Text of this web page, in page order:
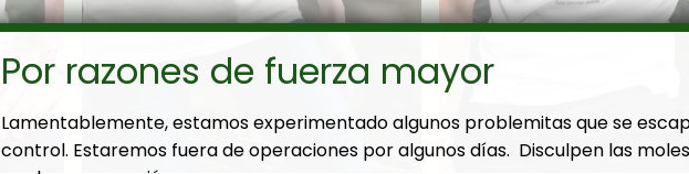
Por razones de fuerza mayor
Lamentablemente, estamos experimentado algunos problemitas que se
control. Estaremos fuera de operaciones por algunos días. Disculpen las